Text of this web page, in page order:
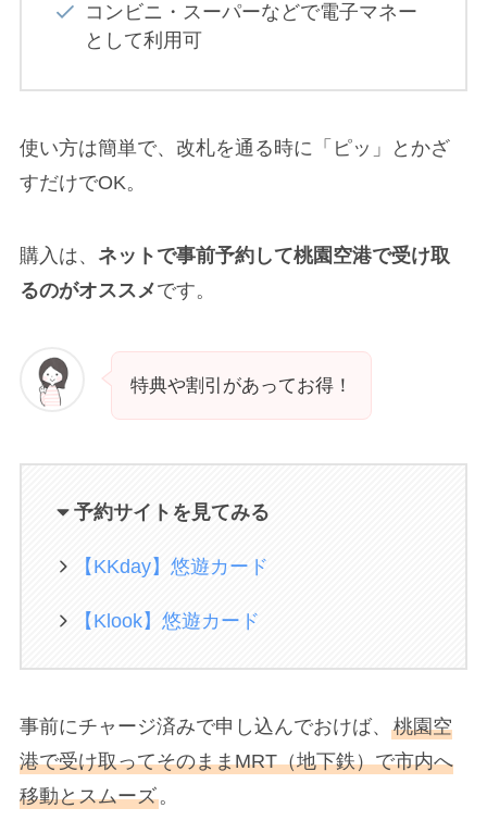
コンビニ・スーパーなどで電子マネー
として利用可
使い方は簡単で、改札を通る時に「ピッ」とかざ
すだけでOK。
購入は、 ネットで事前予約して桃園空港で受け取
るのがオススメです。
特典や割引があってお得！
予約サイトを見てみる
【KKday】悠遊カード
【Klook】悠遊カード
事前にチャージ済みで申し込んでおけば、 桃園空
港で受け取ってそのままMRT（地下鉄）で市内へ
移動とスムーズ。